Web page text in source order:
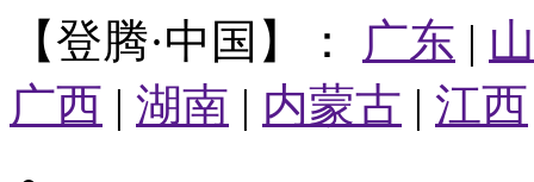
【登腾·中国】： 广东 |
广西 | 湖南 | 内蒙古 | 江西